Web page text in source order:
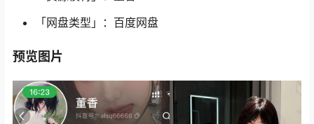
「网盘类型」：百度网盘
预览图片